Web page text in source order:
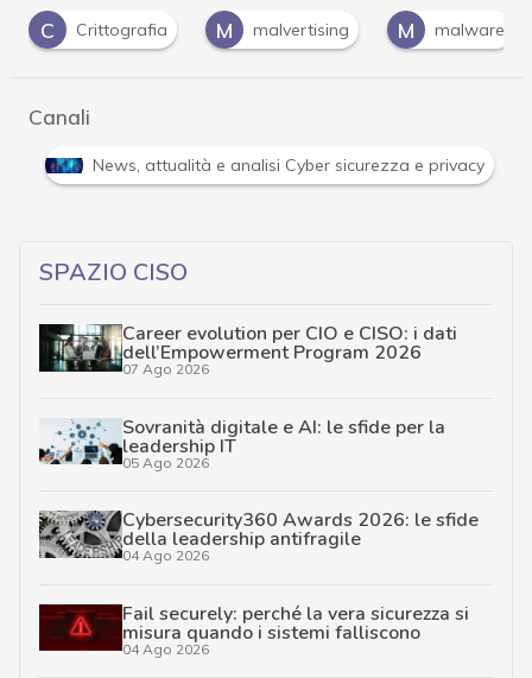
M
malvertising M malware P password
Canali
Attacchi hacker e Malware: le ultime news in tempo
SPAZIO CISO
Career evolution per CIO e CISO: i dati
dell’Empowerment Program 2026
07 Ago 2026
Sovranità digitale e AI: le sfide per la
leadership IT
05 Ago 2026
Cybersecurity360 Awards 2026: le sfide
della leadership antifragile
04 Ago 2026
Fail securely: perché la vera sicurezza si
misura quando i sistemi falliscono
04 Ago 2026